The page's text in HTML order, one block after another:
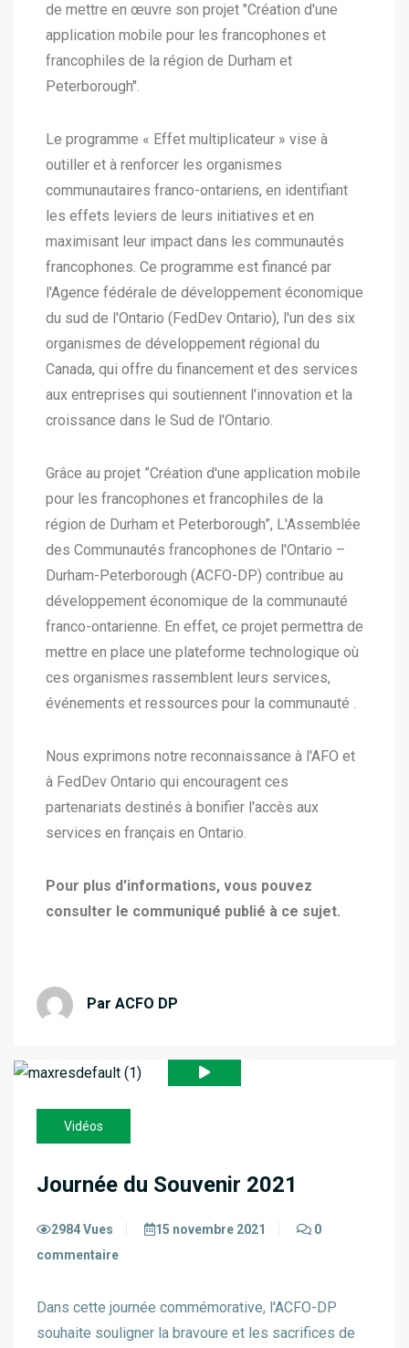
de mettre en œuvre son projet "Création d'une
application mobile pour les francophones et
francophiles de la région de Durham et
Peterborough".
Le programme « Effet multiplicateur » vise à
outiller et à renforcer les organismes
communautaires franco-ontariens, en identifiant
les effets leviers de leurs initiatives et en
maximisant leur impact dans les communautés
francophones. Ce programme est financé par
l'Agence fédérale de développement économique
du sud de l'Ontario (FedDev Ontario), l'un des six
organismes de développement régional du
Canada, qui offre du financement et des services
aux entreprises qui soutiennent l'innovation et la
croissance dans le Sud de l'Ontario.
Grâce au projet ​”Création d'une application mobile
pour les francophones et francophiles de la
région de Durham et Peterborough”​, L'Assemblée
des Communautés francophones de l'Ontario –
Durham-Peterborough (ACFO-DP) contribue au
développement économique de la communauté
franco-ontarienne. En effet, ce projet permettra de
mettre en place une plateforme technologique où
ces organismes rassemblent leurs services,
événements et ressources pour la communauté ​.
Nous exprimons notre reconnaissance à l'AFO et
à FedDev Ontario qui encouragent ces
partenariats destinés à bonifier l'accès aux
services en français en Ontario.
Pour plus d'informations, vous pouvez
consulter le communiqué publié à ce sujet.
Par ACFO DP
Vidéos
Journée du Souvenir 2021
2984 Vues 15 novembre 2021
0
commentaire
Dans cette journée commémorative, l'ACFO-DP
souhaite souligner la bravoure et les sacrifices de